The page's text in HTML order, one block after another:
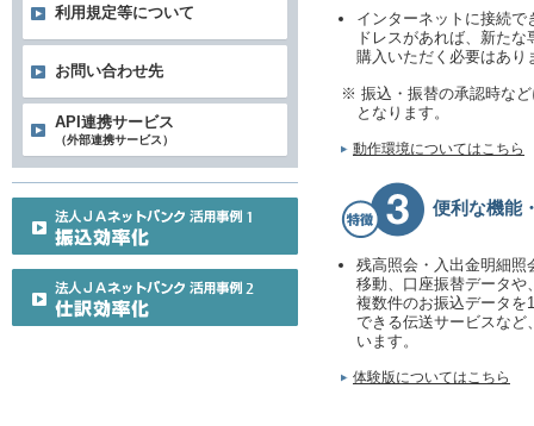
インターネットに接続
ドレスがあれば、新た
購入いただく必要はあり
※ 振込・振替の承認時な
となります。
動作環境についてはこちら
便利な機能
残高照会・入出金明細照
移動、口座振替データや
複数件のお振込データを
できる伝送サービスなど
います。
体験版についてはこちら
利用規定等について
お問い合わせ先
API連携サービス
（外部連携サービス）